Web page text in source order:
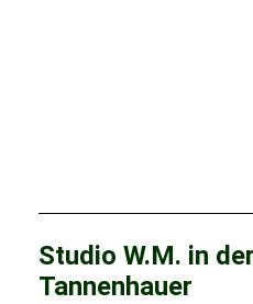
Studio W.M. in
Tannenhauer